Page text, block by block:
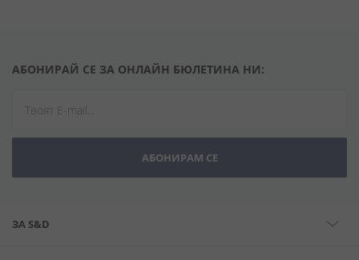
АБОНИРАЙ СЕ ЗА ОНЛАЙН БЮЛЕТИНА НИ:
АБОНИРАМ СЕ
ЗА S&D